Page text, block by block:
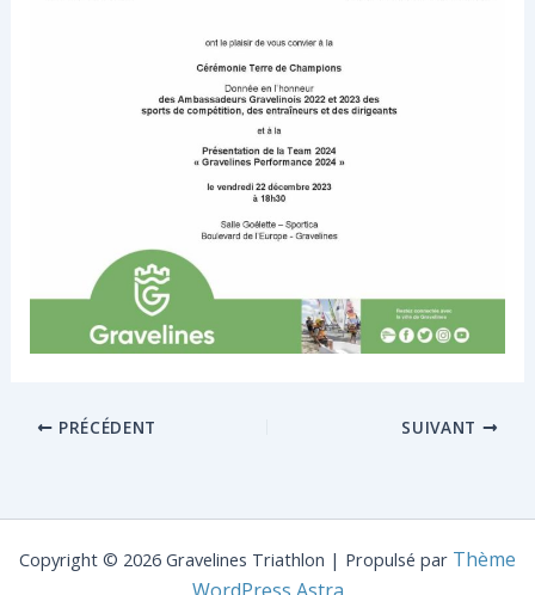
PRÉCÉDENT SUIVANT
Copyright © 2026 Gravelines Triathlon | Propulsé par Thème